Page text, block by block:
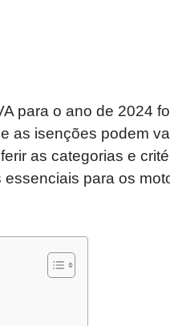
para o ano de 2024
as isenções podem
as categorias e
para os